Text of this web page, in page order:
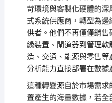
苛環境與客製化硬體的深
式系統供應商，轉型為
供者。他們不再僅僅銷
緣裝置、閘道器到管理
造、交通、能源與零售
分析能力直接部署在數據
這種轉變源自於市場需
置產生的海量數據，若